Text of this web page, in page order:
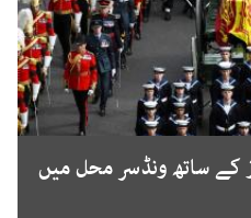
کے ساتھ ونڈسر محل میں